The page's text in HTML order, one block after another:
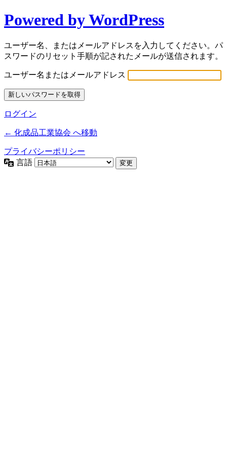
Powered by WordPress
ユーザー名、またはメールアドレスを入力してください。パ
スワードのリセット手順が記されたメールが送信されます。
ユーザー名またはメールアドレス
ログイン
← 化成品工業協会 へ移動
プライバシーポリシー
言語